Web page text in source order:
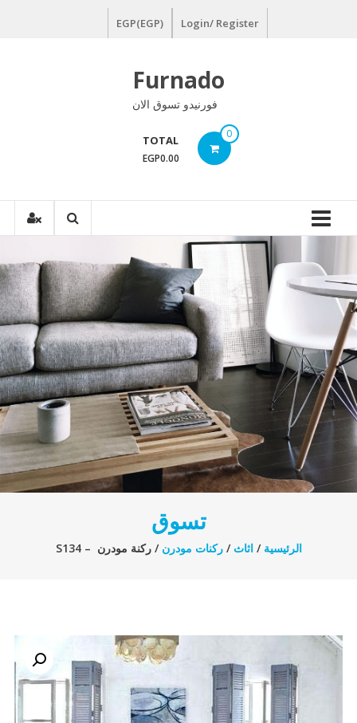
Login/ Register
EGP(EGP)
Furnado
فورنيدو تسوق الان
0
TOTAL
EGP0.00
تسوق
الرئيسية /اثاث /ركنات مودرن / ركنة مودرن – S134